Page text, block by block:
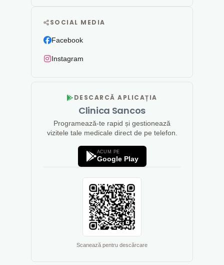
SOCIAL MEDIA
Facebook
Instagram
DESCARCĂ APLICAȚIA
Clinica Sancos
Programează-te rapid și gestionează
vizitele tale medicale direct de pe telefon.
ACUM PE
Google Play
Scanează pentru descărcare